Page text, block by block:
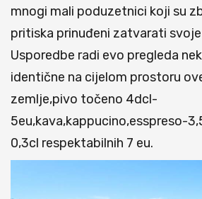
mnogi mali poduzetnici koji su
pritiska prinuđeni zatvarati
Usporedbe radi evo pregleda
identične na cijelom prostoru
zemlje,pivo točeno 4dcl-
5eu,kava,kappucino,esspreso-
0,3cl respektabilnih 7 eu.